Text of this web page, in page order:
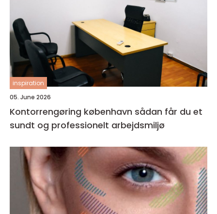
inspiration
05. June 2026
Kontorrengøring københavn sådan får du et
sundt og professionelt arbejdsmiljø